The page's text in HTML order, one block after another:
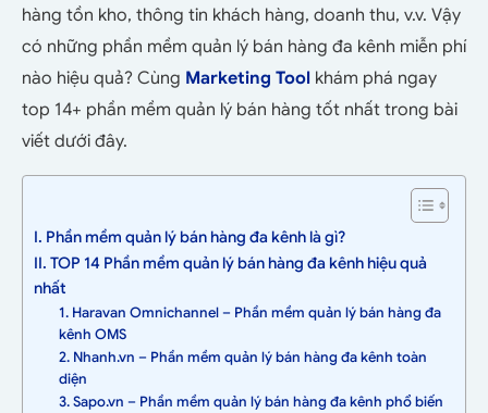
hàng tồn kho, thông tin khách hàng, doanh thu, v.v. Vậy
có những phần mềm quản lý bán hàng đa kênh miễn phí
nào hiệu quả? Cùng Marketing Tool khám phá ngay
top 14+ phần mềm quản lý bán hàng tốt nhất trong bài
viết dưới đây.
I. Phần mềm quản lý bán hàng đa kênh là gì?
II. TOP 14 Phần mềm quản lý bán hàng đa kênh hiệu quả
nhất
1. Haravan Omnichannel – Phần mềm quản lý bán hàng đa
kênh OMS
2. Nhanh.vn – Phần mềm quản lý bán hàng đa kênh toàn
diện
3. Sapo.vn – Phần mềm quản lý bán hàng đa kênh phổ biến